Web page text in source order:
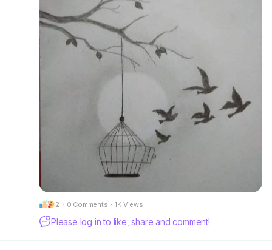
ဘဝမှာ
လူတစ်ချို့က
သင့်ရဲ့ဘွဲ့ထူး၊ဂုဏ်ထူး
တွေနဲ့သင့်ရဲ့
ပိုင်ဆိုင်မှုတွေအပေါ်
အကဲခတ်ပြီး သင့်ရဲ့
ဆုံးဖြတ်ကြပါလိမ့်မယ်။
တကယ်လို့သင့်ဆီမှာ
သူတို့သတ်မှတ်ထားတဲ့
အရည်အချင်းတွေ
သူတို့ကသင့်ကို
လူတစ်ယောက်အဖြစ်
အသိမှတ်ပြုပေးကြမှာ
2 · 0 Comments · 1K Views
Please log in to like, share and comment!